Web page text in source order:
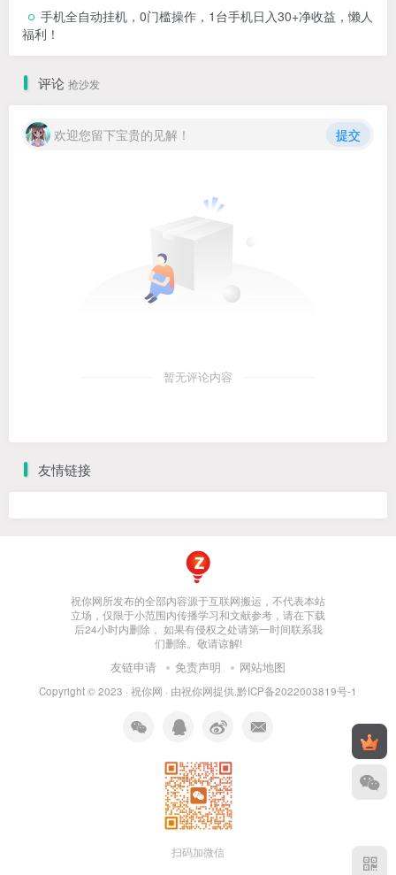
手机全自动挂机，0门槛操作，1台手机日入30+净收益，懒人
福利！
评论 抢沙发
欢迎您留下宝贵的见解！ 提交
暂无评论内容
友情链接
祝你网所发布的全部内容源于互联网搬运，不代表本站
立场，仅限于小范围内传播学习和文献参考，请在下载
后24小时内删除， 如果有侵权之处请第一时间联系我
们删除。敬请谅解!
友链申请 免责声明 网站地图
Copyright © 2023 · 祝你网 · 由祝你网提供.黔ICP备2022003819号-1
扫码加微信